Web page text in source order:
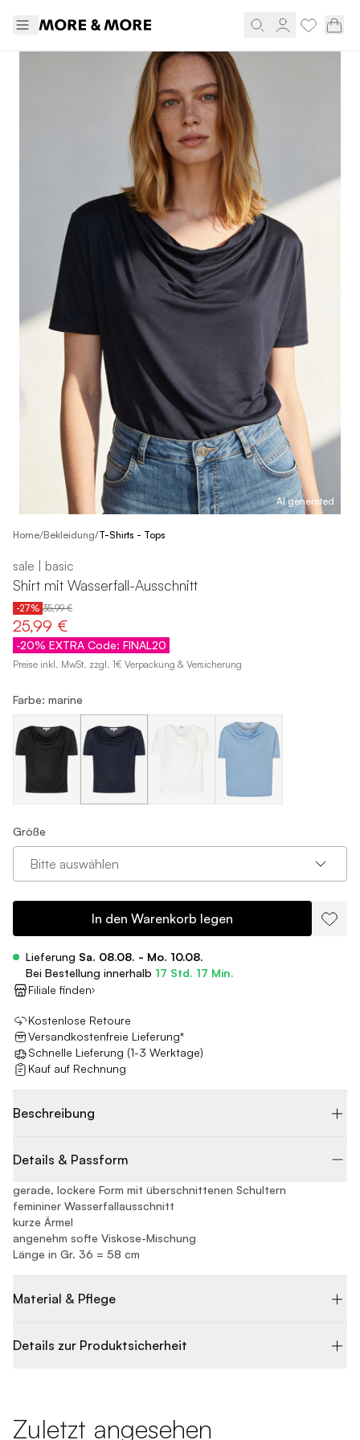
AI generated
Home/Bekleidung/T-Shirts - Tops
sale | basic
Shirt mit Wasserfall-Ausschnitt
-27% 35,99 €
25,99 €
-20% EXTRA Code: FINAL20
Preise inkl. MwSt. zzgl. 1€ Verpackung & Versicherung
Farbe: marine
Größe
Bitte auswählen
In den Warenkorb legen
Lieferung Sa. 08.08. - Mo. 10.08.
Bei Bestellung innerhalb 17 Std. 17 Min.
Filiale finden
Kostenlose Retoure
Versandkostenfreie Lieferung*
Schnelle Lieferung (1-3 Werktage)
Kauf auf Rechnung
Beschreibung
Details & Passform
gerade, lockere Form mit überschnittenen Schultern
femininer Wasserfallausschnitt
kurze Ärmel
angenehm softe Viskose-Mischung
Länge in Gr. 36 = 58 cm
Material & Pflege
Details zur Produktsicherheit
Zuletzt angesehen